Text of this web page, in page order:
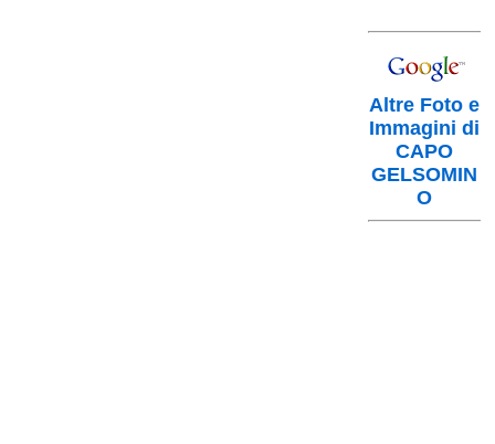
Altre Foto e
Immagini di
CAPO
GELSOMIN
O